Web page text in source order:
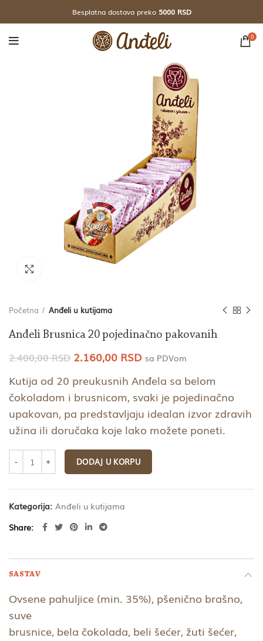
Besplatna dostava preko5000 RSD
0
Početna Anđeli u kutijama
Anđeli Brusnica 20 pojedinačno pakovanih
2.400,00RSD Originalna
je
bila:
2.400,00 RSD.
2.160,00 RSDTrenutna
je:
2.160,00 RSD.
sa PDVom
Kutija od 20 preukusnih Anđela sa belom
čokoladom i brusnicom, svaki je pojedinačno
upakovan, pa predstavljaju idealan izvor zdravih
užina ili doručaka koje lako možete poneti.
DODAJ U KORPU
Kategorija: Anđeli u kutijama
Share
SASTAV
Ovsene pahuljice (min. 35%), pšenično brašno,
suve
brusnice, bela čokolada, beli šećer, žuti šećer,